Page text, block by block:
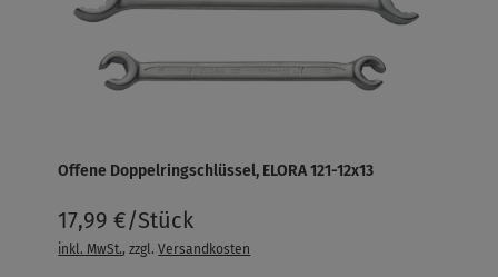
Offene Doppelringschlüssel, ELORA 121-12x13
17,99 €/Stück
inkl. MwSt., zzgl.Versandkosten